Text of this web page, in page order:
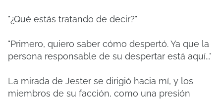
"¿Qué estás tratando de decir?"
"Primero, quiero saber cómo despertó. Ya que la
persona responsable de su despertar está aquí..."
La mirada de Jester se dirigió hacia mí, y los
miembros de su facción, como una presión